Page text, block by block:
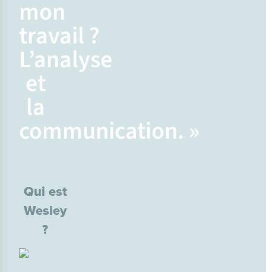
mon
travail ?
L’analyse
et
la
communication. »
Qui est
Wesley
?